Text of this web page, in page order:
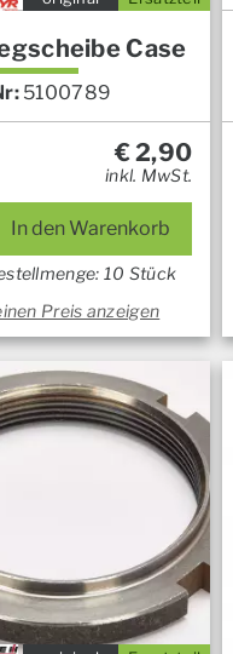
Case
5100789
€2,90
inkl. MwSt.
In den Warenkorb
10 Stück
Preis anzeigen